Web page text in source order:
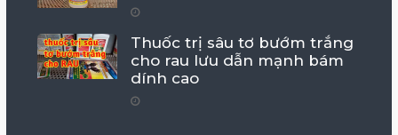
Thuốc trị sâu tơ bướm trắng
cho rau lưu dẫn mạnh bám
dính cao